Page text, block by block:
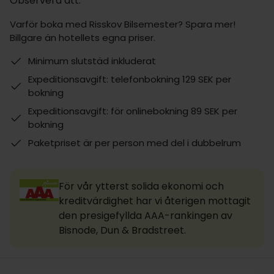
Varför boka med Risskov Bilsemester? Spara mer!
Billgare än hotellets egna priser.
Minimum slutstäd inkluderat
Expeditionsavgift: telefonbokning 129 SEK per
bokning
Expeditionsavgift: för onlinebokning 89 SEK per
bokning
Paketpriset är per person med del i dubbelrum
För vår ytterst solida ekonomi och
kreditvärdighet har vi återigen mottagit
den presigefyllda AAA-rankingen av
Bisnode, Dun & Bradstreet.